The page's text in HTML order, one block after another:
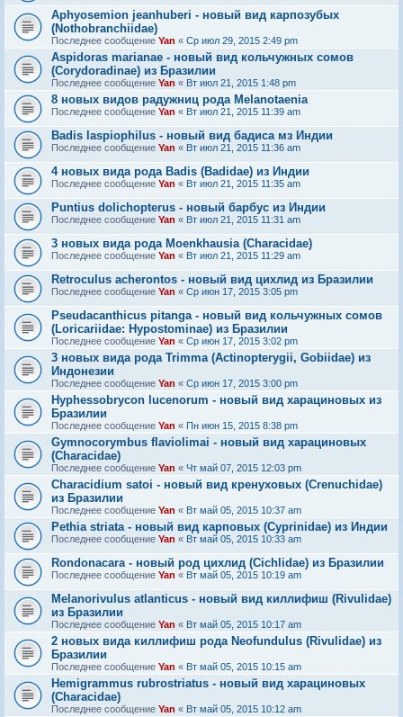
Aphyosemion jeanhuberi - новый вид карпозубых
(Nothobranchiidae)
Последнее сообщение Yan « Ср июл 29, 2015 2:49 pm
Aspidoras marianae - новый вид кольчужных сомов
(Corydoradinae) из Бразилии
Последнее сообщение Yan « Вт июл 21, 2015 1:48 pm
8 новых видов радужниц рода Melanotaenia
Последнее сообщение Yan « Вт июл 21, 2015 11:39 am
Badis laspiophilus - новый вид бадиса мз Индии
Последнее сообщение Yan « Вт июл 21, 2015 11:36 am
4 новых вида рода Badis (Badidae) из Индии
Последнее сообщение Yan « Вт июл 21, 2015 11:35 am
Puntius dolichopterus - новый барбус из Индии
Последнее сообщение Yan « Вт июл 21, 2015 11:31 am
3 новых вида рода Moenkhausia (Characidae)
Последнее сообщение Yan « Вт июл 21, 2015 11:29 am
Retroculus acherontos - новый вид цихлид из Бразилии
Последнее сообщение Yan « Ср июн 17, 2015 3:05 pm
Pseudacanthicus pitanga - новый вид кольчужных сомов
(Loricariidae: Hypostominae) из Бразилии
Последнее сообщение Yan « Ср июн 17, 2015 3:02 pm
3 новых вида рода Trimma (Actinopterygii, Gobiidae) из
Индонезии
Последнее сообщение Yan « Ср июн 17, 2015 3:00 pm
Hyphessobrycon lucenorum - новый вид харациновых из
Бразилии
Последнее сообщение Yan « Пн июн 15, 2015 8:38 pm
Gymnocorymbus flaviolimai - новый вид харациновых
(Characidae)
Последнее сообщение Yan « Чт май 07, 2015 12:03 pm
Characidium satoi - новый вид кренуховых (Crenuchidae)
из Бразилии
Последнее сообщение Yan « Вт май 05, 2015 10:37 am
Pethia striata - новый вид карповых (Cyprinidae) из Индии
Последнее сообщение Yan « Вт май 05, 2015 10:33 am
Rondonacara - новый род цихлид (Cichlidae) из Бразилии
Последнее сообщение Yan « Вт май 05, 2015 10:19 am
Melanorivulus atlanticus - новый вид киллифиш (Rivulidae)
из Бразилии
Последнее сообщение Yan « Вт май 05, 2015 10:17 am
2 новых вида киллифиш рода Neofundulus (Rivulidae) из
Бразилии
Последнее сообщение Yan « Вт май 05, 2015 10:15 am
Hemigrammus rubrostriatus - новый вид харациновых
(Characidae)
Последнее сообщение Yan « Вт май 05, 2015 10:12 am